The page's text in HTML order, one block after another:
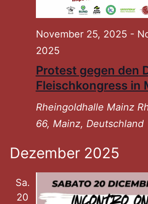
Protest gegen den
Fleischkongress in
November 25, 2025 -
2025
Rheingoldhalle Mainz
66, Mainz, Deutschland
Dezember 2025
Sa.
20